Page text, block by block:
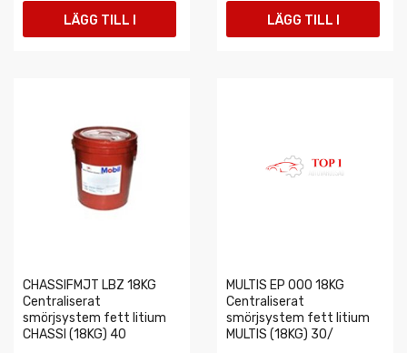
LÄGG TILL I LÄGG TILL I
CHASSIFMJT LBZ 18KG
Centraliserat
smörjsystem fett litium
CHASSI (18KG) 40
MULTIS EP 000 18KG
Centraliserat
smörjsystem fett litium
MULTIS (18KG) 30/